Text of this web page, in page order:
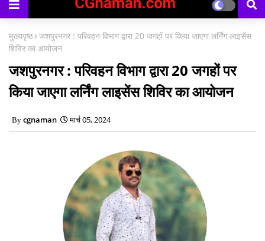
मुख्यपृष्ठ जशपुरनगर : परिवहन विभाग द्वारा 20 जगहों पर किया जाएगा लर्निंग लाइसेंस
शिविर का आयोजन
जशपुरनगर : परिवहन विभाग द्वारा 20 जगहों पर
किया जाएगा लर्निंग लाइसेंस शिविर का आयोजन
cgnaman मार्च 05, 2024